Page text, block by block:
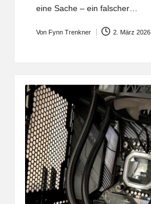
eine Sache – ein falscher…
Posted
Von Fynn Trenkner 2. März 2026